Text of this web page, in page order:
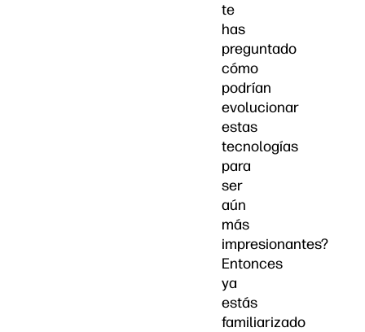
te
has
preguntado
cómo
podrían
evolucionar
estas
tecnologías
para
ser
aún
más
impresionantes?
Entonces
ya
estás
familiarizado